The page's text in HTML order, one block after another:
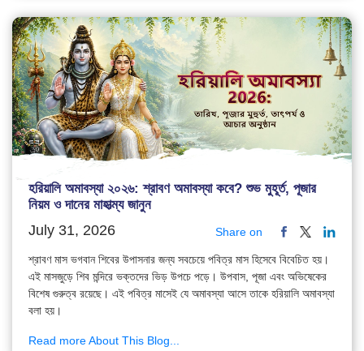
হরিয়ালি অমাবস্যা ২০২৬: শ্রাবণ অমাবস্যা কবে? শুভ মুহূর্ত, পূজার
নিয়ম ও দানের মাহাত্ম্য জানুন
July 31, 2026 Share on
শ্রাবণ মাস ভগবান শিবের উপাসনার জন্য সবচেয়ে পবিত্র মাস হিসেবে বিবেচিত হয়।
এই মাসজুড়ে শিব মন্দিরে ভক্তদের ভিড় উপচে পড়ে। উপবাস, পূজা এবং অভিষেকের
বিশেষ গুরুত্ব রয়েছে। এই পবিত্র মাসেই যে অমাবস্যা আসে তাকে হরিয়ালি অমাবস্যা
বলা হয়।
Read more About This Blog...